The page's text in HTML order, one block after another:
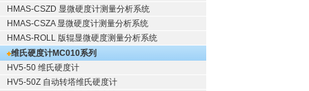
HMAS-CSZD 显微硬度计测量分析系统
HMAS-CSZA 显微硬度计测量分析系统
HMAS-ROLL 版辊显微硬度测量分析系统
维氏硬度计MC010系列
HV5-50 维氏硬度计
HV5-50Z 自动转塔维氏硬度计